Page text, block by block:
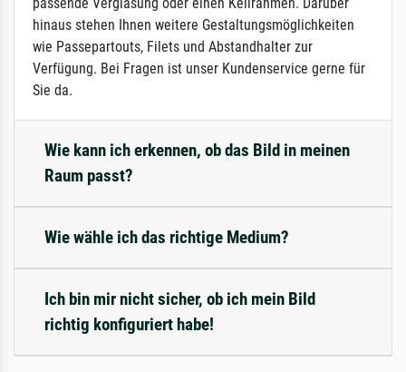
hinaus stehen Ihnen weitere Gestaltungsmöglichkeiten
wie Passepartouts, Filets und Abstandhalter zur
Verfügung. Bei Fragen ist unser Kundenservice gerne für
Sie da.
Wie kann ich erkennen, ob das Bild in meinen
Raum passt?
Wie wähle ich das richtige Medium?
Ich bin mir nicht sicher, ob ich mein Bild
richtig konfiguriert habe!